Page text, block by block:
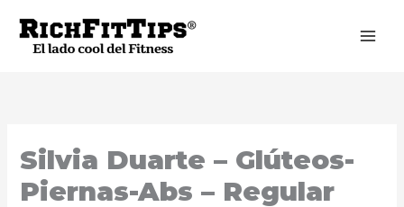
contenido
Silvia Duarte – Glúteos-
Piernas-Abs – Regular